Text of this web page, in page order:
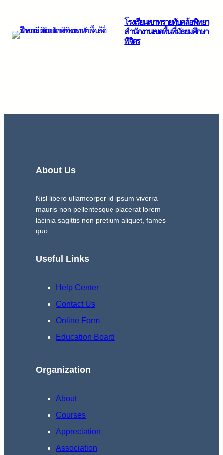
โรงเรียนเขาทรายทับคล้อพิทยา
สำนักงานเขตพื้นที่มัธยมศึกษา
พิจิตร
About Us
Nisl libero ullamcorper id ipsum viverra
mauris non pellentesque placerat lorem
lacinia sagittis non pretium aliquet, fames
quo.
Useful Links
Help Center
Contact Us
Online Form
Education Board
Organization
About
Courses
Appreciation
Association